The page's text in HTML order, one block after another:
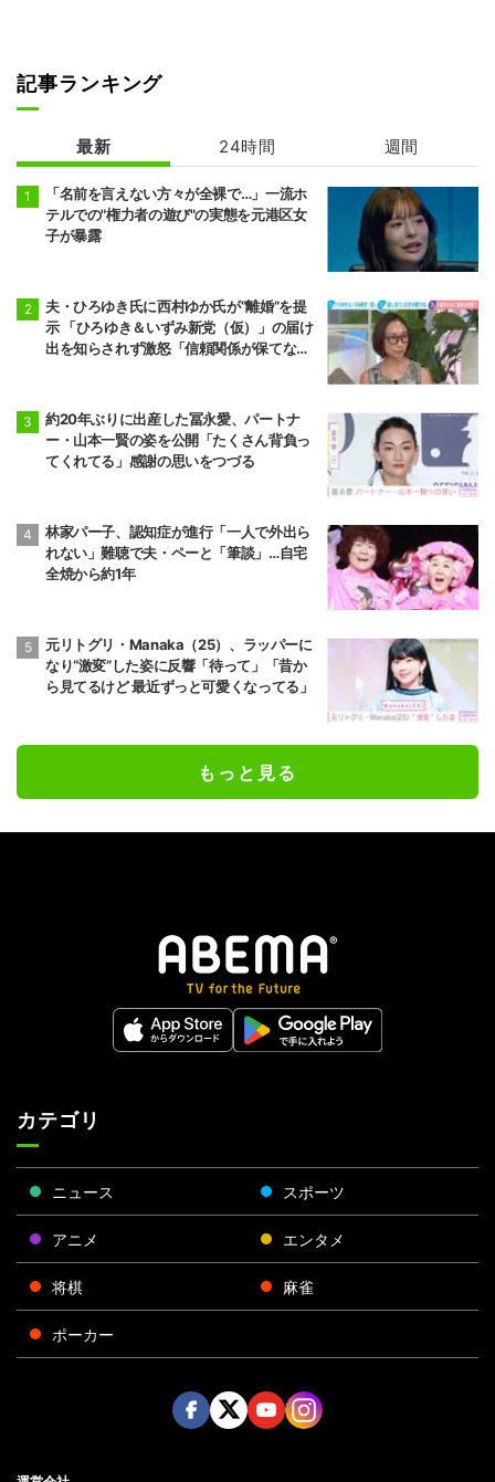
記事ランキング
最新 24時間 週間
「名前を言えない方々が全裸で…」一流ホ
テルでの"権力者の遊び"の実態を元港区女
子が暴露
夫・ひろゆき氏に西村ゆか氏が“離婚”を提
示 「ひろゆき＆いずみ新党（仮）」の届け
出を知らされず激怒「信頼関係が保てない
約20年ぶりに出産した冨永愛、パートナ
ー・山本一賢の姿を公開「たくさん背負っ
てくれてる」感謝の思いをつづる
林家パー子、認知症が進行「一人で外出ら
れない」難聴で夫・ペーと「筆談」…自宅
全焼から約1年
元リトグリ・Manaka（25）、ラッパーに
なり“激変”した姿に反響「待って」「昔か
ら見てるけど 最近ずっと可愛くなってる」
もっと見る
カテゴリ
ニュース スポーツ
アニメ エンタメ
将棋 麻雀
ポーカー